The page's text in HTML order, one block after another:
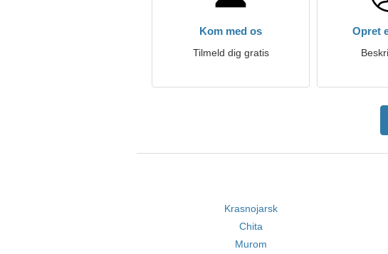
Kom med os
Tilmeld dig gratis
Opret
Krasnojarsk
Chita
Murom